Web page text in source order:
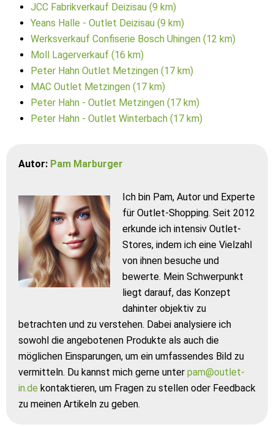
JCC Fabrikverkauf Deizisau (9 km)
Yeans Halle - Outlet Deizisau (9 km)
Werksverkauf Confiserie Bosch Uhingen (12 km)
Moll Lagerverkauf (16 km)
Peter Hahn Outlet Metzingen (17 km)
MAC Outlet Metzingen (17 km)
Peter Hahn - Outlet Metzingen (17 km)
Peter Hahn - Outlet Winterbach (17 km)
Autor: Pam Marburger
Ich bin Pam, Autor und Experte
für Outlet-Shopping. Seit 2012
erkunde ich intensiv Outlet-
Stores, indem ich eine Vielzahl
von ihnen besuche und
bewerte. Mein Schwerpunkt
liegt darauf, das Konzept
dahinter objektiv zu
betrachten und zu verstehen. Dabei analysiere ich
sowohl die angebotenen Produkte als auch die
möglichen Einsparungen, um ein umfassendes Bild zu
vermitteln. Du kannst mich gerne unter pam@outlet-
in.de kontaktieren, um Fragen zu stellen oder Feedback
zu meinen Artikeln zu geben.